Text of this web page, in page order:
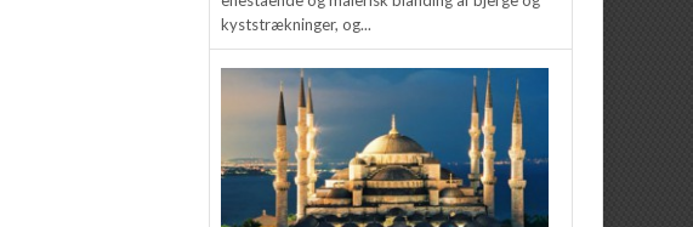
kyststrækninger, og...